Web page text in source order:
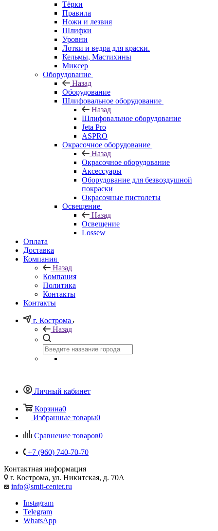
Тёрки
Правила
Ножи и лезвия
Шлифки
Уровни
Лотки и ведра для краски.
Кельмы, Мастихины
Миксер
Оборудование
Назад
Оборудование
Шлифовальное оборудование
Назад
Шлифовальное оборудование
Jeta Pro
ASPRO
Окрасочное оборудование
Назад
Окрасочное оборудование
Аксессуары
Оборудование для безвоздушной
покраски
Окрасочные пистолеты
Освещение
Назад
Освещение
Lossew
Оплата
Доставка
Компания
Назад
Компания
Политика
Контакты
Контакты
г. Кострома
Назад
Личный кабинет
Корзина0
Избранные товары0
Сравнение товаров0
+7 (960) 740-70-70
Контактная информация
г. Кострома, ул. Никитская, д. 70А
info@smit-center.ru
Instagram
Telegram
WhatsApp